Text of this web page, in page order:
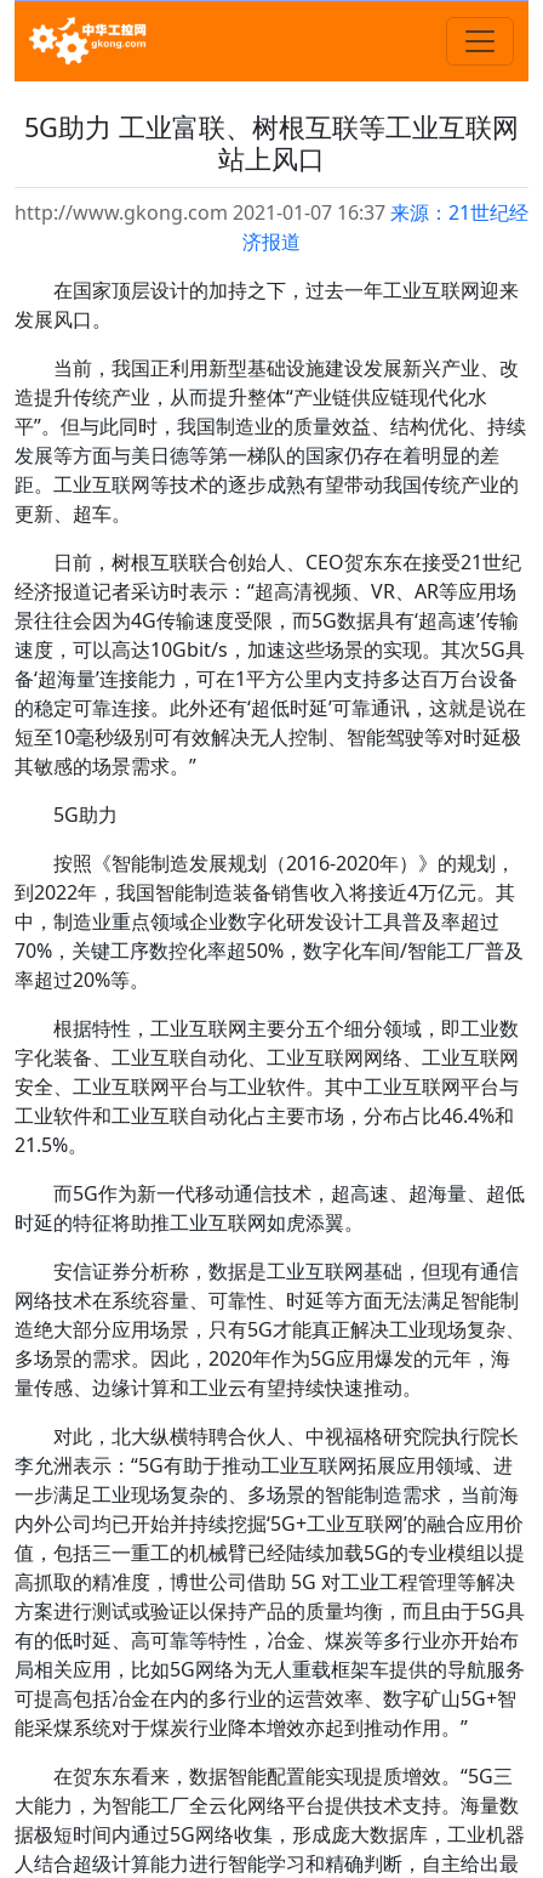
5G助力 工业富联、树根互联等工业互联网
站上风口
http://www.gkong.com 2021-01-07 16:37来源：21世纪经
济报道
在国家顶层设计的加持之下，过去一年工业互联网迎来
发展风口。
当前，我国正利用新型基础设施建设发展新兴产业、改
造提升传统产业，从而提升整体“产业链供应链现代化水
平”。但与此同时，我国制造业的质量效益、结构优化、持续
发展等方面与美日德等第一梯队的国家仍存在着明显的差
距。工业互联网等技术的逐步成熟有望带动我国传统产业的
更新、超车。
日前，树根互联联合创始人、CEO贺东东在接受21世纪
经济报道记者采访时表示：“超高清视频、VR、AR等应用场
景往往会因为4G传输速度受限，而5G数据具有‘超高速’传输
速度，可以高达10Gbit/s，加速这些场景的实现。其次5G具
备‘超海量’连接能力，可在1平方公里内支持多达百万台设备
的稳定可靠连接。此外还有‘超低时延’可靠通讯，这就是说在
短至10毫秒级别可有效解决无人控制、智能驾驶等对时延极
其敏感的场景需求。”
5G助力
按照《智能制造发展规划（2016-2020年）》的规划，
到2022年，我国智能制造装备销售收入将接近4万亿元。其
中，制造业重点领域企业数字化研发设计工具普及率超过
70%，关键工序数控化率超50%，数字化车间/智能工厂普及
率超过20%等。
根据特性，工业互联网主要分五个细分领域，即工业数
字化装备、工业互联自动化、工业互联网网络、工业互联网
安全、工业互联网平台与工业软件。其中工业互联网平台与
工业软件和工业互联自动化占主要市场，分布占比46.4%和
21.5%。
而5G作为新一代移动通信技术，超高速、超海量、超低
时延的特征将助推工业互联网如虎添翼。
安信证券分析称，数据是工业互联网基础，但现有通信
网络技术在系统容量、可靠性、时延等方面无法满足智能制
造绝大部分应用场景，只有5G才能真正解决工业现场复杂、
多场景的需求。因此，2020年作为5G应用爆发的元年，海
量传感、边缘计算和工业云有望持续快速推动。
对此，北大纵横特聘合伙人、中视福格研究院执行院长
李允洲表示：“5G有助于推动工业互联网拓展应用领域、进
一步满足工业现场复杂的、多场景的智能制造需求，当前海
内外公司均已开始并持续挖掘‘5G+工业互联网’的融合应用价
值，包括三一重工的机械臂已经陆续加载5G的专业模组以提
高抓取的精准度，博世公司借助 5G 对工业工程管理等解决
方案进行测试或验证以保持产品的质量均衡，而且由于5G具
有的低时延、高可靠等特性，冶金、煤炭等多行业亦开始布
局相关应用，比如5G网络为无人重载框架车提供的导航服务
可提高包括冶金在内的多行业的运营效率、数字矿山5G+智
能采煤系统对于煤炭行业降本增效亦起到推动作用。”
在贺东东看来，数据智能配置能实现提质增效。“5G三
大能力，为智能工厂全云化网络平台提供技术支持。海量数
据极短时间内通过5G网络收集，形成庞大数据库，工业机器
人结合超级计算能力进行智能学习和精确判断，自主给出最